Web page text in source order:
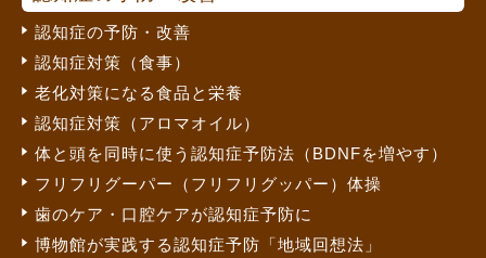
認知症の予防・改善
認知症対策（食事）
老化対策になる食品と栄養
認知症対策（アロマオイル）
体と頭を同時に使う認知症予防法（BDNFを増やす）
フリフリグーパー（フリフリグッパー）体操
歯のケア・口腔ケアが認知症予防に
博物館が実践する認知症予防「地域回想法」